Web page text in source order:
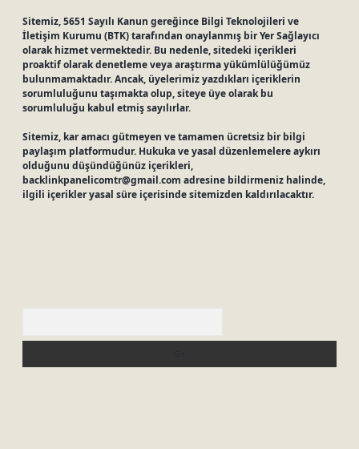
Sitemiz, 5651 Sayılı Kanun gereğince Bilgi Teknolojileri ve
İletişim Kurumu (BTK) tarafından onaylanmış bir Yer Sağlayıcı
olarak hizmet vermektedir. Bu nedenle, sitedeki içerikleri
proaktif olarak denetleme veya araştırma yükümlülüğümüz
bulunmamaktadır. Ancak, üyelerimiz yazdıkları içeriklerin
sorumluluğunu taşımakta olup, siteye üye olarak bu
sorumluluğu kabul etmiş sayılırlar.
Sitemiz, kar amacı gütmeyen ve tamamen ücretsiz bir bilgi
paylaşım platformudur. Hukuka ve yasal düzenlemelere aykırı
olduğunu düşündüğünüz içerikleri,
backlinkpanelicomtr@gmail.com adresine bildirmeniz halinde,
ilgili içerikler yasal süre içerisinde sitemizden kaldırılacaktır.